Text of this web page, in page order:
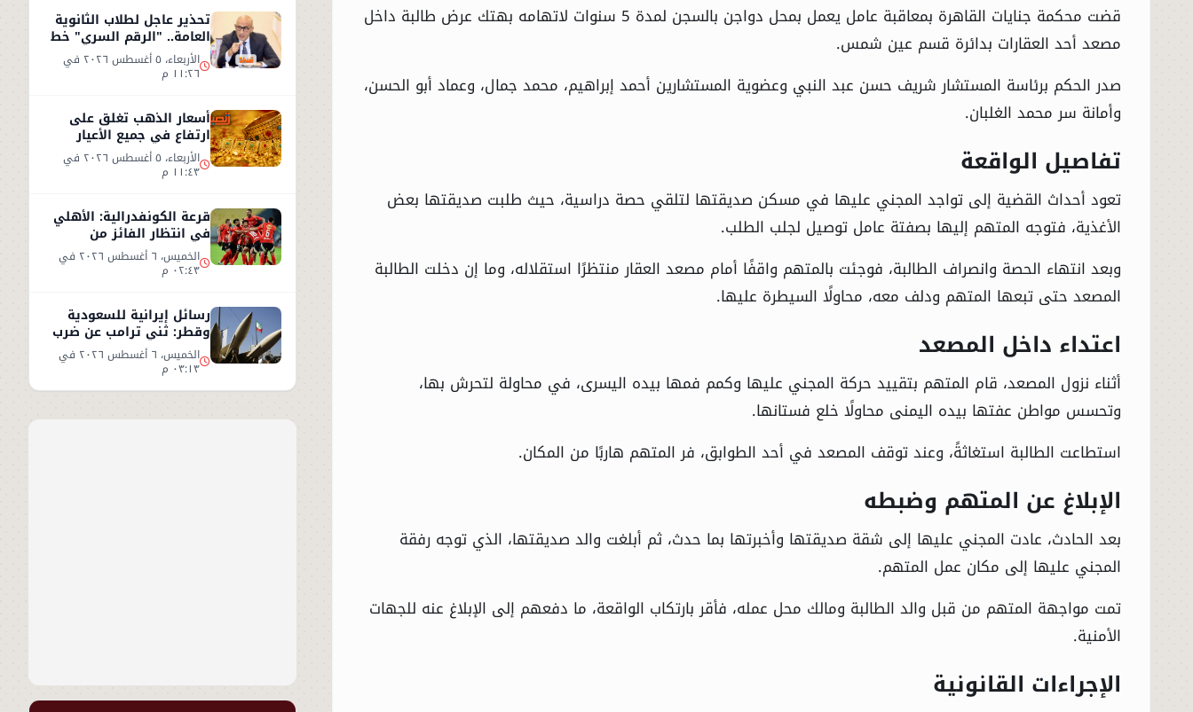
قضت محكمة جنايات القاهرة بمعاقبة عامل يعمل بمحل دواجن بالسجن لمدة 5 سنوات لاتهامه بهتك عرض طالبة داخل
مصعد أحد العقارات بدائرة قسم عين شمس.
صدر الحكم برئاسة المستشار شريف حسن عبد النبي وعضوية المستشارين أحمد إبراهيم، محمد جمال، وعماد أبو الحسن،
وأمانة سر محمد الغلبان.
تفاصيل الواقعة
تعود أحداث القضية إلى تواجد المجني عليها في مسكن صديقتها لتلقي حصة دراسية، حيث طلبت صديقتها بعض
الأغذية، فتوجه المتهم إليها بصفتة عامل توصيل لجلب الطلب.
وبعد انتهاء الحصة وانصراف الطالبة، فوجئت بالمتهم واقفًا أمام مصعد العقار منتظرًا استقلاله، وما إن دخلت الطالبة
المصعد حتى تبعها المتهم ودلف معه، محاولًا السيطرة عليها.
اعتداء داخل المصعد
أثناء نزول المصعد، قام المتهم بتقييد حركة المجني عليها وكمم فمها بيده اليسرى، في محاولة لتحرش بها،
وتحسس مواطن عفتها بيده اليمنى محاولًا خلع فستانها.
استطاعت الطالبة استغاثةً، وعند توقف المصعد في أحد الطوابق، فر المتهم هاربًا من المكان.
الإبلاغ عن المتهم وضبطه
بعد الحادث، عادت المجني عليها إلى شقة صديقتها وأخبرتها بما حدث، ثم أبلغت والد صديقتها، الذي توجه رفقة
المجني عليها إلى مكان عمل المتهم.
تمت مواجهة المتهم من قبل والد الطالبة ومالك محل عمله، فأقر بارتكاب الواقعة، ما دفعهم إلى الإبلاغ عنه للجهات
الأمنية.
الإجراءات القانونية
تحذير عاجل لطلاب الثانوية
العامة.. "الرقم السري" خط
أحمر الأربعاء، ٥ أغسطس ٢٠٢٦ في
١١:٢٦ م
أسعار الذهب تغلق على
ارتفاع في جميع الأعيار
الأربعاء، ٥ أغسطس ٢٠٢٦ في
١١:٤٣ م
قرعة الكونفدرالية: الأهلي
في انتظار الفائز من
مقديشو سيتي وكيتاراالخميس، ٦ أغسطس ٢٠٢٦ في
٠٢:٤٣ م
رسائل إيرانية للسعودية
وقطر: ثني ترامب عن ضرب
إيران أو سنرد على الخليج
الخميس، ٦ أغسطس ٢٠٢٦ في
٠٣:١٣ م